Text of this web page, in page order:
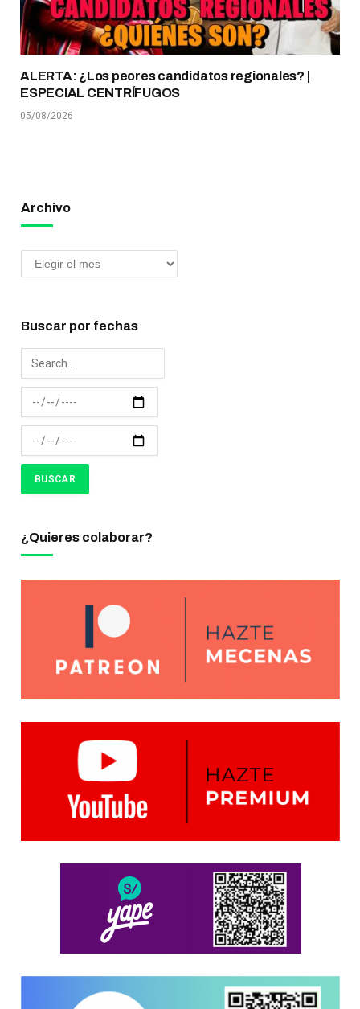
ALERTA: ¿Los peores candidatos regionales? |
ESPECIAL CENTRÍFUGOS
05/08/2026
Archivo
Buscar por fechas
¿Quieres colaborar?